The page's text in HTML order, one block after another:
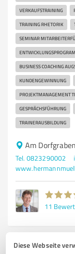
Diese Webseite
VERKAUFSTRAINING
TRAINING RHETORIK
SEMINAR
BUSINESS COACHING
KUNDENGEWINNUNG
PROJEKTMANAGEMENT
GESPRÄCHSFÜHRUNG
TRAINERAUSBILDUNG
Am
Tel. 0823290002
11